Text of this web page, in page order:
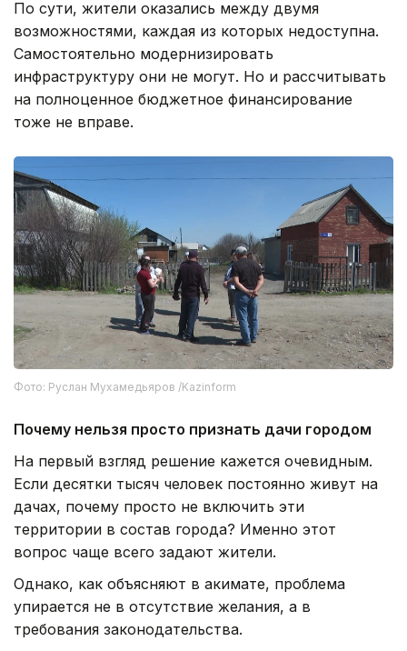
По сути, жители оказались между двумя
возможностями, каждая из которых недоступна.
Самостоятельно модернизировать
инфраструктуру они не могут. Но и рассчитывать
на полноценное бюджетное финансирование
тоже не вправе.
Фото: Руслан Мухамедьяров /Kazinform
Почему нельзя просто признать дачи городом
На первый взгляд решение кажется очевидным.
Если десятки тысяч человек постоянно живут на
дачах, почему просто не включить эти
территории в состав города? Именно этот
вопрос чаще всего задают жители.
Однако, как объясняют в акимате, проблема
упирается не в отсутствие желания, а в
требования законодательства.